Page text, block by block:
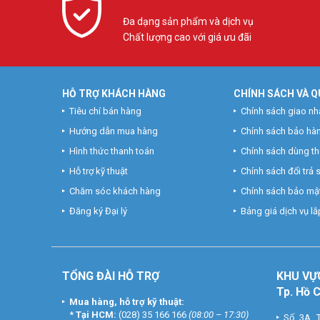
– Camera 4K, trường ngắm 80° FoV
– Kết nối nhanh gọn, bắt đầu cuộc họp đơn giản
– Hệ thống âm thanh đầy đủ, bao gồm micro và loa ngoài
– Xuất xứ: Trung Quốc
– Bảo hành: 24 tháng
Hãy nâng cấp trải nghiệm hội nghị trực tuyến của bạn
(028) 35 166 166 – Tại HN (024) 6256 1111 – Tại Nha
Đa dạng sản phẩm và dịch vụ
Chất lượng cao với giá ưu đãi
HỖ TRỢ KHÁCH HÀNG
Tiêu chí bán hàng
Hướng dẫn mua hàng
Hình thức thanh toán
Hỗ trợ kỹ thuật
Chăm sóc khách hàng
Đăng ký Đại lý
CHÍNH SÁCH VÀ
Chính sách giao
Chính sách bảo
Chính sách dùng
Chính sách đổi trả
Chính sách bảo
Bảng giá dịch vụ
TỔNG ĐÀI HỖ TRỢ
Mua hàng, hỗ trợ kỹ thuật:
* Tại HCM: (028) 35 166 166 (08:00 – 17:30)
KHU
Tp. Hồ
Số 3A